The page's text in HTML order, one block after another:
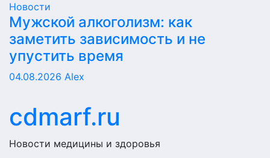
Новости
Мужской алкоголизм: как
заметить зависимость и не
упустить время
04.08.2026 Alex
cdmarf.ru
Новости медицины и здоровья